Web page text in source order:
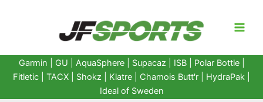
Garmin GU AquaSphere| Supacaz | ISB | Polar Bottle|
Fitletic
TACX Shokz Klatre Chamois Butt'r HydraPak
Ideal of Sweden